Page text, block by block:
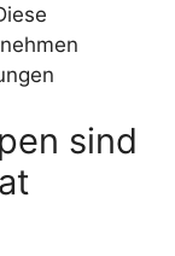
sind